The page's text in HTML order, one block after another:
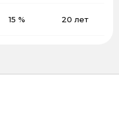
15 % 20 лет